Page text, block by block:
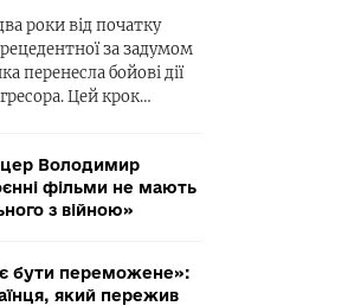
роки від початку
за задумом
перенесла бойові дії
Цей крок…
Володимир
фільми не мають
з війною»
бути переможене»:
який пережив